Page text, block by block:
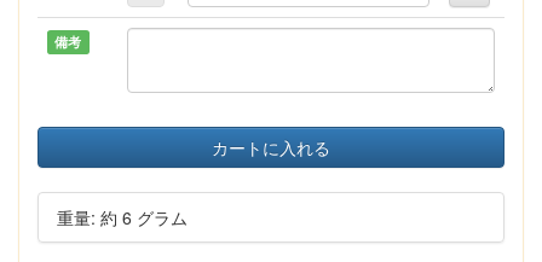
備考
カートに入れる
重量: 約 6 グラム